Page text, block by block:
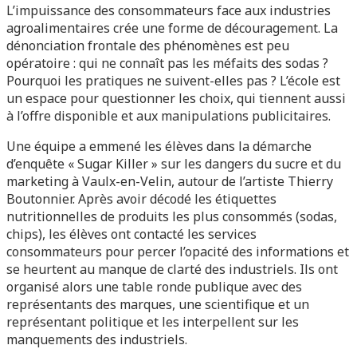
L’impuissance des consommateurs face aux industries
agroalimentaires crée une forme de découragement. La
dénonciation frontale des phénomènes est peu
opératoire : qui ne connaît pas les méfaits des sodas ?
Pourquoi les pratiques ne suivent-elles pas ? L’école est
un espace pour questionner les choix, qui tiennent aussi
à l’offre disponible et aux manipulations publicitaires.
Une équipe a emmené les élèves dans la démarche
d’enquête « Sugar Killer » sur les dangers du sucre et du
marketing à Vaulx-en-Velin, autour de l’artiste Thierry
Boutonnier. Après avoir décodé les étiquettes
nutritionnelles de produits les plus consommés (sodas,
chips), les élèves ont contacté les services
consommateurs pour percer l’opacité des informations et
se heurtent au manque de clarté des industriels. Ils ont
organisé alors une table ronde publique avec des
représentants des marques, une scientifique et un
représentant politique et les interpellent sur les
manquements des industriels.